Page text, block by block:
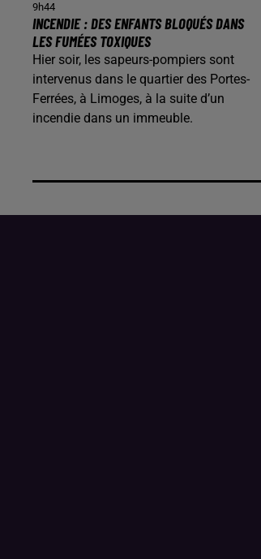
9h44
INCENDIE : DES ENFANTS BLOQUÉS DANS
LES FUMÉES TOXIQUES
Hier soir, les sapeurs-pompiers sont
intervenus dans le quartier des Portes-
Ferrées, à Limoges, à la suite d’un
incendie dans un immeuble.